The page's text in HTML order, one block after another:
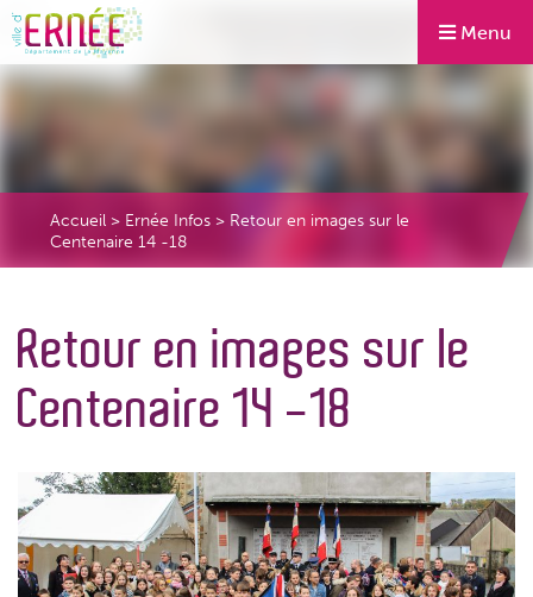
Menu
Accueil > Ernée Infos > Retour en images sur le
Centenaire 14 -18
Retour en images sur le
Centenaire 14 -18